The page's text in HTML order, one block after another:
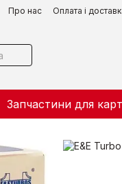
Про нас Оплата і
Запчастини для